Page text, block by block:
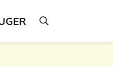
AFFICHER LA